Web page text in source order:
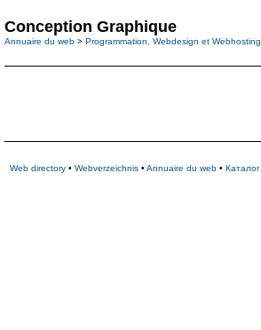
Conception Graphique
Annuaire du web > Programmation, Webdesign et Webhosting
Web directory • Webverzeichnis • Annuaire du web • Каталог